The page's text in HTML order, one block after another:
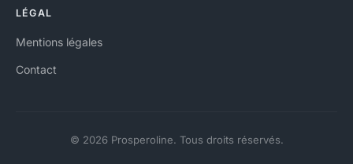
LÉGAL
Mentions légales
Contact
© 2026 Prosperoline. Tous droits réservés.